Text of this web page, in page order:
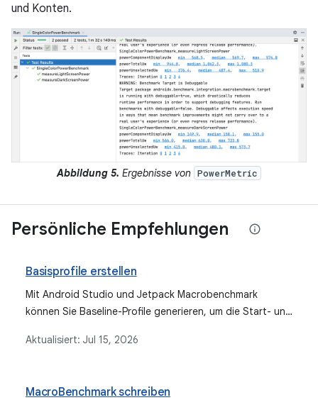
und Konten.
Abbildung 5. Ergebnisse von PowerMetric
Persönliche Empfehlungen
Basisprofile erstellen
Mit Android Studio und Jetpack Macrobenchmark
können Sie Baseline-Profile generieren, um die Start- und
Aktualisiert: Jul 15, 2026
MacroBenchmark schreiben